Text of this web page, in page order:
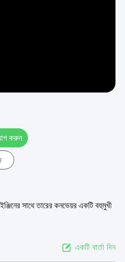
করুন
সাথে তারের কনভেয়র একটি বহুমুখী
একটি বার্তা দিন